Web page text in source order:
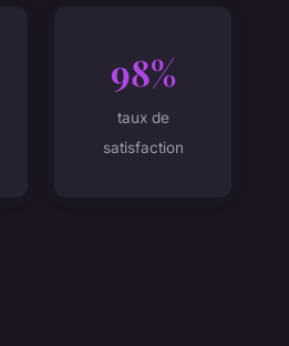
98%
taux de
satisfaction